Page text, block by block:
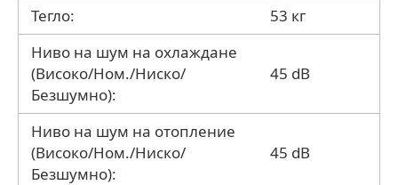
Тегло:
53 кг
Ниво на шум на охлаждане
(Високо/Ном./Ниско/
Безшумно):
45 dB
Ниво на шум на отопление
(Високо/Ном./Ниско/
Безшумно):
45 dB